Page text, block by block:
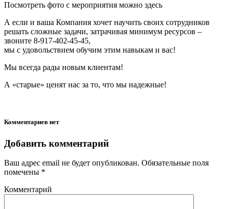
Посмотреть фото с мероприятия можно здесь
А если и ваша Компания хочет научить своих сотрудников
решать сложные задачи, затрачивая минимум ресурсов –
звоните 8-917-402-45-45,
мы с удовольствием обучим этим навыкам и вас!
Мы всегда рады новым клиентам!
А «старые» ценят нас за то, что мы надежные!
Комментариев нет
Добавить комментарий
Ваш адрес email не будет опубликован. Обязательные поля
помечены *
Комментарий